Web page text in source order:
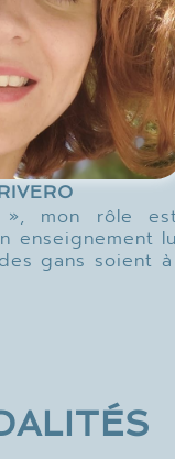
», mon rôle
enseignement
gans soient